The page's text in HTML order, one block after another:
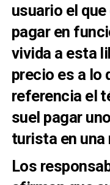
usuario el
pagar en
vivida a esta
precio es a lo
referencia el
suel pagar
turista en una
Los